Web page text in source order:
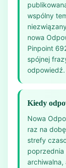
wspólny
nowa
Pinpoint
spójnej
odpowiedź.
Kiedy
Nowa
raz na
strefy
poprzednia
archiwalna,